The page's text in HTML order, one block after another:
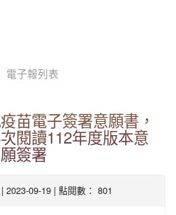
電子報列表
苗電子簽署意願書，
閱讀112年度版本意
簽署
| 2023-09-19 | 點閱數： 801